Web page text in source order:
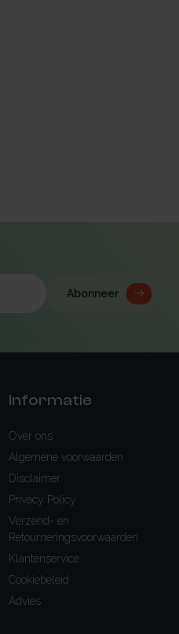
Abonneer
Informatie
Over ons
Algemene voorwaarden
Disclaimer
Privacy Policy
Verzend- en
Retourneringsvoorwaarden
Klantenservice
Cookiebeleid
Advies